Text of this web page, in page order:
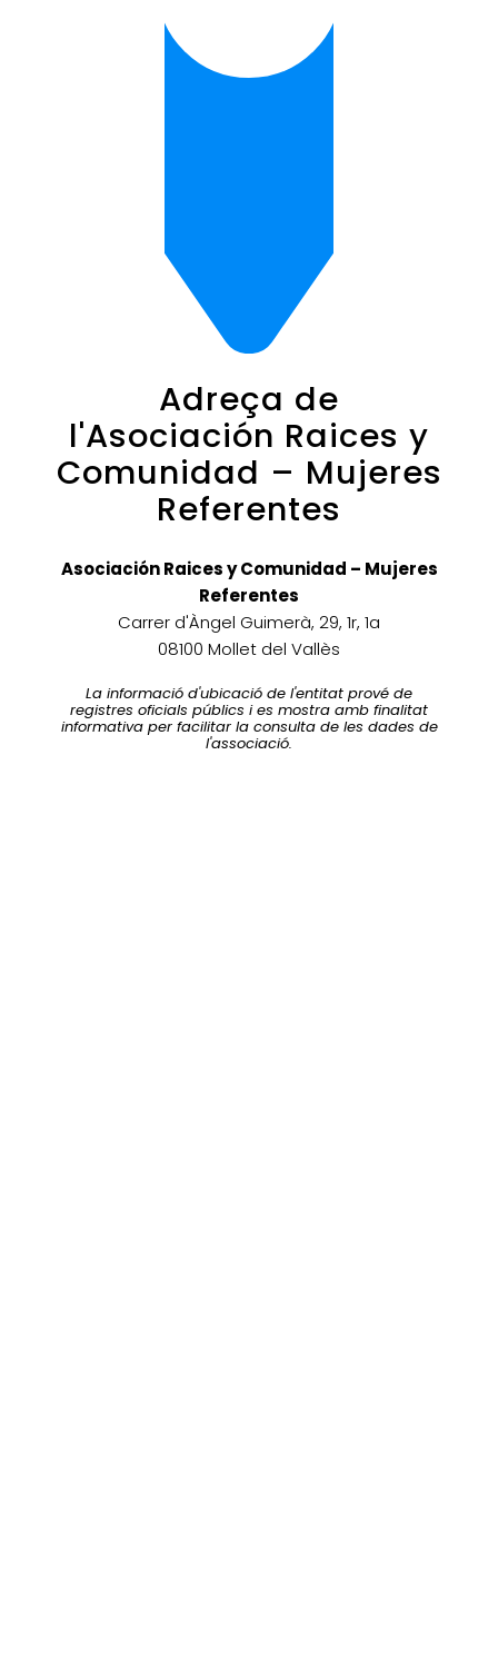
Adreça de
l'Asociación Raices y
Comunidad – Mujeres
Referentes
Asociación Raices y Comunidad – Mujeres
Referentes
Carrer d'Àngel Guimerà, 29, 1r, 1a
08100 Mollet del Vallès
La informació d'ubicació de l'entitat prové de
registres oficials públics i es mostra amb finalitat
informativa per facilitar la consulta de les dades de
l'associació.